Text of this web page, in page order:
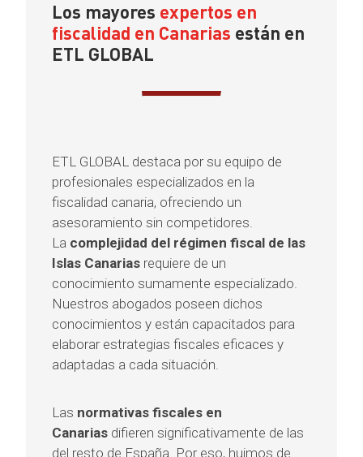
Los mayores expertos en
fiscalidad en Canarias están en
ETL GLOBAL
ETL GLOBAL destaca por su equipo de
profesionales especializados en la
fiscalidad canaria, ofreciendo un
asesoramiento sin competidores.
La complejidad del régimen fiscal de las
Islas Canarias requiere de un
conocimiento sumamente especializado.
Nuestros abogados poseen dichos
conocimientos y están capacitados para
elaborar estrategias fiscales eficaces y
adaptadas a cada situación.
Las normativas fiscales en
Canarias difieren significativamente de las
del resto de España. Por eso, huimos de